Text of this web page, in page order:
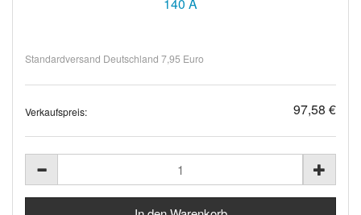
140 A
Standardversand Deutschland 7,95 Euro
Verkaufspreis: 97,58 €